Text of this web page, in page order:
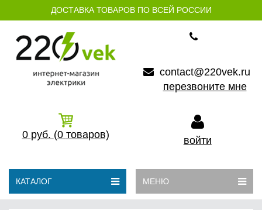
ДОСТАВКА ТОВАРОВ ПО ВСЕЙ РОССИИ
contact@220vek.ru
перезвоните мне
0 руб. (0 товаров) войти
КАТАЛОГ МЕНЮ